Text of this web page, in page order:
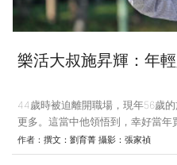
樂活大叔施昇輝：年
44歲時被迫離開職場，現年56歲
更多。這當中他領悟到，幸好當年
安定的力量支撐著他及家人，且
輝 小檔案 出生：1960年 學歷：
作者： 撰文：劉育菁 攝影：張家禎